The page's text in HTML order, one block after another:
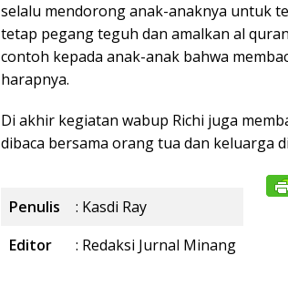
selalu mendorong anak-anaknya untuk
tetap pegang teguh dan amalkan al
contoh kepada anak-anak bahwa
harapnya.
Di akhir kegiatan wabup Richi juga
dibaca bersama orang tua dan keluarga
Penulis
: Kasdi Ray
Editor
: Redaksi Jurnal Minang